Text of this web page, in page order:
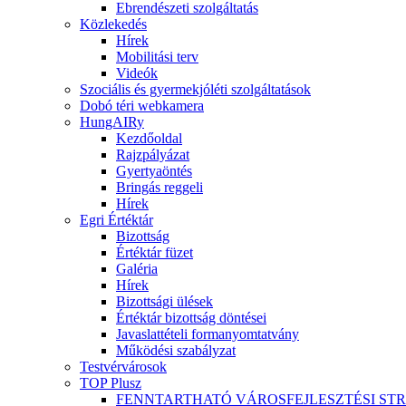
Ebrendészeti szolgáltatás
Közlekedés
Hírek
Mobilitási terv
Videók
Szociális és gyermekjóléti szolgáltatások
Dobó téri webkamera
HungAIRy
Kezdőoldal
Rajzpályázat
Gyertyaöntés
Bringás reggeli
Hírek
Egri Értéktár
Bizottság
Értéktár füzet
Galéria
Hírek
Bizottsági ülések
Értéktár bizottság döntései
Javaslattételi formanyomtatvány
Működési szabályzat
Testvérvárosok
TOP Plusz
FENNTARTHATÓ VÁROSFEJLESZTÉSI